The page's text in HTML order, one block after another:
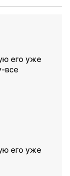
его уже
все
его уже